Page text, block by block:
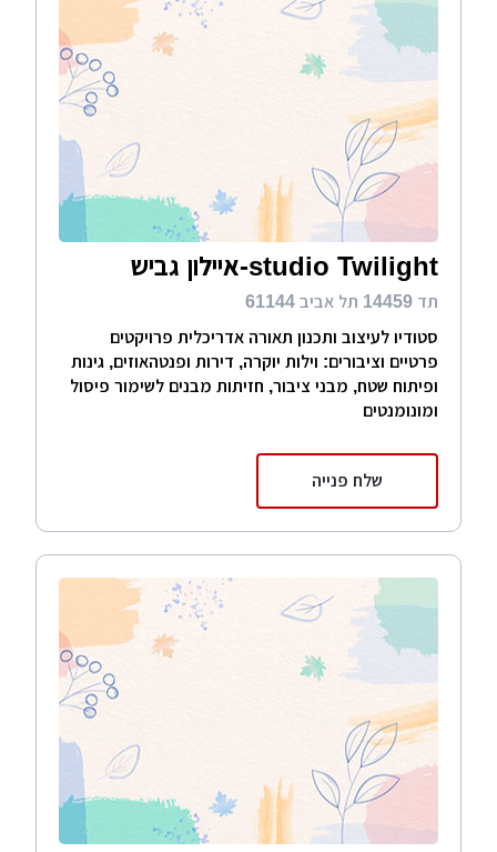
studio Twilight-איילון גביש
תד 14459 תל אביב 61144
סטודיו לעיצוב ותכנון תאורה אדריכלית פרויקטים
פרטיים וציבורים: וילות יוקרה, דירות ופנטהאוזים, גינות
ופיתוח שטח, מבני ציבור, חזיתות מבנים לשימור פיסול
ומונומנטים
שלח פנייה